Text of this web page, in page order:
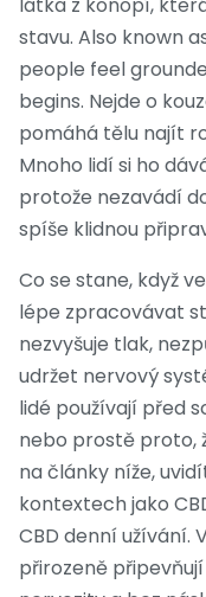
látka z konopí,
stavu. Also known
people feel
begins. Nejde o
pomáhá tělu najít
Mnoho lidí si ho
protože nezavádí
spíše klidnou
Co se stane, když
lépe zpracovávat
nezvyšuje tlak,
udržet nervový
lidé používají před
nebo prostě proto,
na články níže,
kontextech jako
CBD denní užívání.
přirozeně